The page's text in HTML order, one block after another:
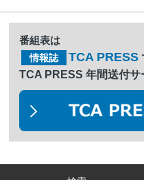
番組表は
情報誌 TCA PRESS
TCA PRESS 年間送付